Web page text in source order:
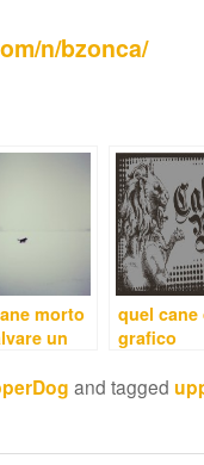
n/bzonca/
morto
un
quel cane
grafico
and tagged